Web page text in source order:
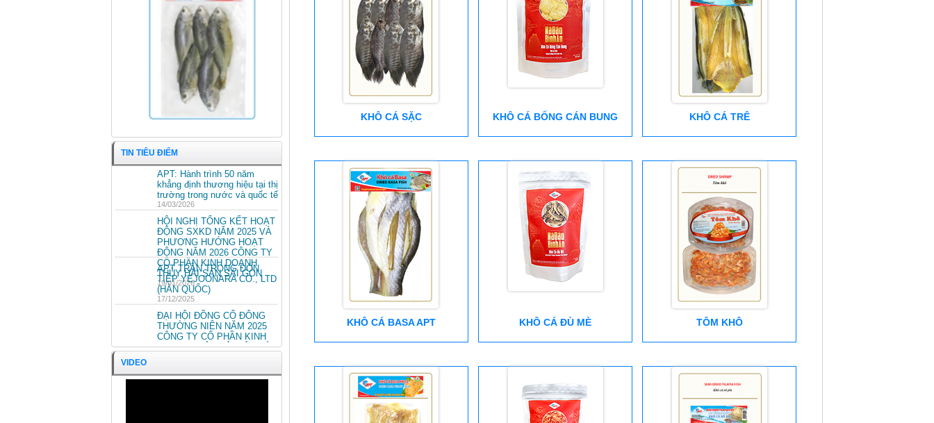
KHÔ CÁ SẶC KHÔ CÁ BỐNG CÁN BUNG KHÔ CÁ TRÊ
KHÔ CÁ BASA APT KHÔ CÁ ĐÙ MÈ TÔM KHÔ
Cá Trèn Kết nguyên con
TIN TIÊU ĐIỂM
APT: Hành trình 50 năm
khẳng định thương hiệu tại thị
trường trong nước và quốc tế
14/03/2026
HỘI NGHỊ TỔNG KẾT HOẠT
ĐỘNG SXKD NĂM 2025 VÀ
PHƯƠNG HƯỚNG HOẠT
ĐỘNG NĂM 2026 CÔNG TY
CỔ PHẦN KINH DOANH
THỦY HẢI SẢN SÀI GÒN
19/01/2026
APT TRÂN TRỌNG ĐÓN
TIẾP YEJOONARA CO., LTD
(HÀN QUỐC)
17/12/2025
ĐẠI HỘI ĐỒNG CỔ ĐÔNG
THƯỜNG NIÊN NĂM 2025
CÔNG TY CỔ PHẦN KINH
DOANH THỦY HẢI SẢN SÀI
GÒN.
CÔNG TY CỔ PHẦN KINH
VIDEO